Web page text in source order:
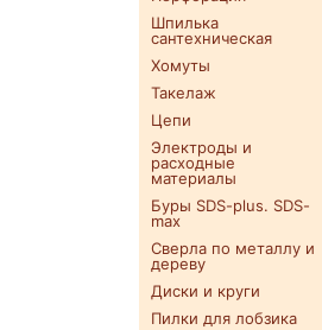
Шпилька
сантехническая
Хомуты
Такелаж
Цепи
Электроды и
расходные
материалы
Буры SDS-plus. SDS-
max
Сверла по металлу и
дереву
Диски и круги
Пилки для лобзика